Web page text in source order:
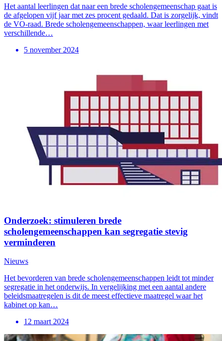
Het aantal leerlingen dat naar een brede scholengemeenschap gaat is
de afgelopen vijf jaar met zes procent gedaald. Dat is zorgelijk, vindt
de VO-raad. Brede scholengemeenschappen, waar leerlingen met
verschillende…
5 november 2024
Onderzoek: stimuleren brede
scholengemeenschappen kan segregatie stevig
verminderen
Nieuws
Het bevorderen van brede scholengemeenschappen leidt tot minder
segregatie in het onderwijs. In vergelijking met een aantal andere
beleidsmaatregelen is dit de meest effectieve maatregel waar het
kabinet op kan…
12 maart 2024